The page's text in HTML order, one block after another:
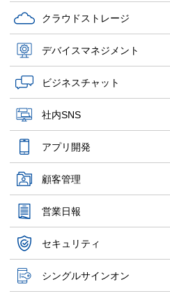
クラウドストレージ
デバイスマネジメント
ビジネスチャット
社内SNS
アプリ開発
顧客管理
営業日報
セキュリティ
シングルサインオン